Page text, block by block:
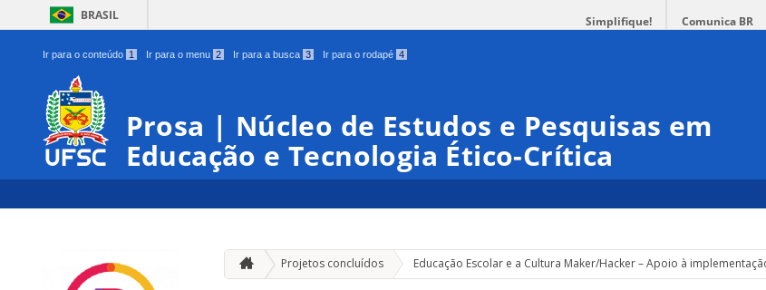
BRASIL Simplifique! Comunica BR
Ir para o conteúdo 1 Ir para o menu 2 Ir para a busca 3 Ir para o rodapé 4
Prosa | Núcleo de Estudos e Pesquisas em
Educação e Tecnologia Ético-Crítica
Projetos concluídos Educação Escolar e a Cultura Maker/Hacker – Apoio à